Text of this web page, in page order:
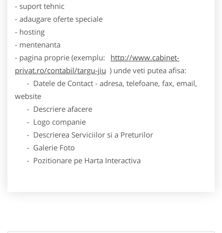
- suport tehnic
- adaugare oferte speciale
- hosting
- mentenanta
- pagina proprie (exemplu:
http://www.cabinet-
privat.ro/contabil/targu-jiu ) unde veti putea afisa:
- Datele de Contact - adresa, telefoane, fax, email,
website
- Descriere afacere
- Logo companie
- Descrierea Serviciilor si a Preturilor
- Galerie Foto
- Pozitionare pe Harta Interactiva